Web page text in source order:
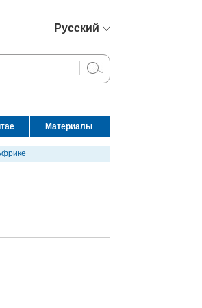
Русский
English
Español
عربي
Материалы